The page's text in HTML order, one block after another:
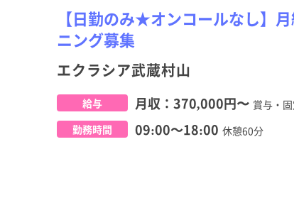
【日勤のみ★オンコールなし】
ニング募集
エクラシア武蔵村山
給与 月収： 370,000円〜 賞与・
勤務時間
09:00～18:00 休憩60分